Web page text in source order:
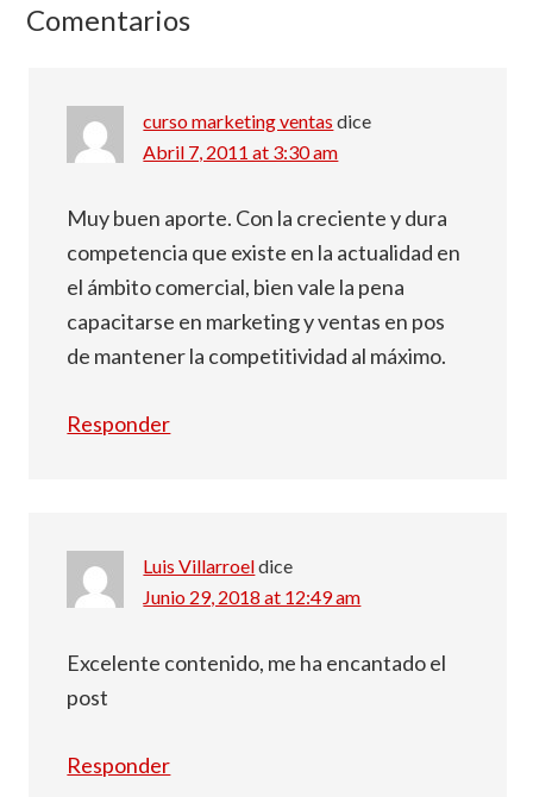
Reader
Comentarios
curso marketing ventas dice
Abril 7, 2011 at 3:30 am
Muy buen aporte. Con la creciente y dura
competencia que existe en la actualidad en
el ámbito comercial, bien vale la pena
capacitarse en marketing y ventas en pos
de mantener la competitividad al máximo.
Responder
Luis Villarroeldice
Junio 29, 2018 at 12:49 am
Excelente contenido, me ha encantado el
post
Responder